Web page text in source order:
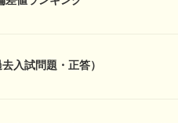
入試問題・正答）